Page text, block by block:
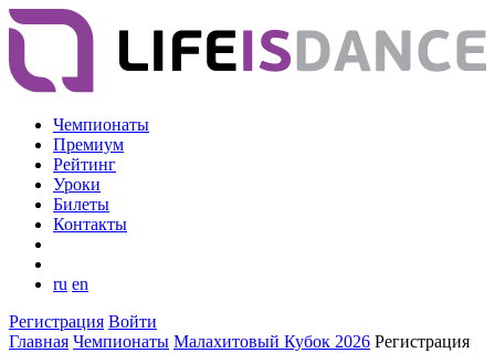
Чемпионаты
Премиум
Рейтинг
Уроки
Билеты
Контакты
ru en
Регистрация Войти
Главная Чемпионаты Малахитовый Кубок 2026 Регистрация